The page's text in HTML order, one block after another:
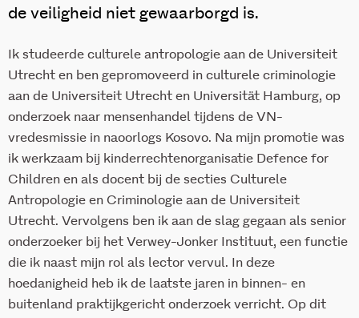
de veiligheid niet gewaarborgd is.
Ik studeerde culturele antropologie aan de Universiteit
Utrecht en ben gepromoveerd in culturele criminologie
aan de Universiteit Utrecht en Universität Hamburg, op
onderzoek naar mensenhandel tijdens de VN-
vredesmissie in naoorlogs Kosovo. Na mijn promotie was
ik werkzaam bij kinderrechtenorganisatie Defence for
Children en als docent bij de secties Culturele
Antropologie en Criminologie aan de Universiteit
Utrecht. Vervolgens ben ik aan de slag gegaan als senior
onderzoeker bij het Verwey-Jonker Instituut, een functie
die ik naast mijn rol als lector vervul. In deze
hoedanigheid heb ik de laatste jaren in binnen- en
buitenland praktijkgericht onderzoek verricht. Op dit